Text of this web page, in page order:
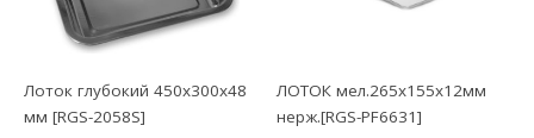
Лоток глубокий 450х300х48
мм [RGS-2058S]
ЛОТОК мел.265х155х12мм
нерж.[RGS-PF6631]